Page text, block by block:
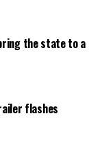
the state to a
flashes